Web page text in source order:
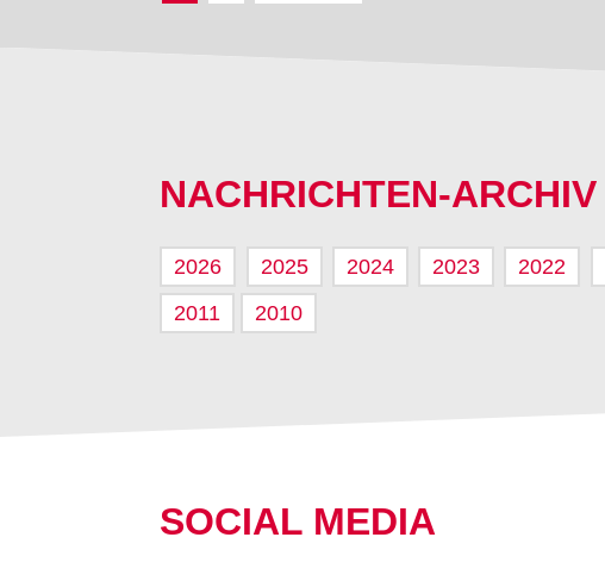
NACHRICHTEN-ARCHIV
2026 2025 2024 2023 2022
2011
2010
SOCIAL MEDIA